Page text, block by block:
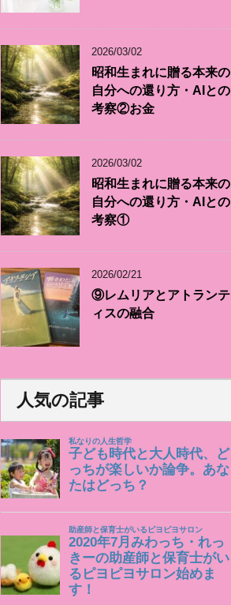
2026/03/02
昭和生まれに贈る本来の
自分への還り方・AIとの
考察②お金
2026/03/02
昭和生まれに贈る本来の
自分への還り方・AIとの
考察①
2026/02/21
⑨レムリアとアトランテ
ィスの融合
人気の記事